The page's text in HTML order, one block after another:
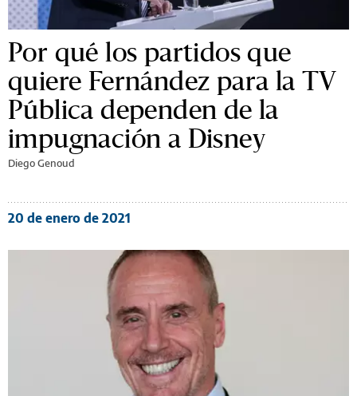
Por qué los partidos que
quiere Fernández para la TV
Pública dependen de la
impugnación a Disney
Diego Genoud
20 de enero de 2021